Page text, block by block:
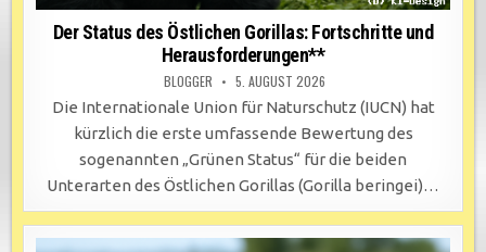
Der Status des Östlichen Gorillas: Fortschritte und
Herausforderungen**
BLOGGER
5. AUGUST 2026
Die Internationale Union für Naturschutz (IUCN) hat
kürzlich die erste umfassende Bewertung des
sogenannten „Grünen Status“ für die beiden
Unterarten des Östlichen Gorillas (Gorilla beringei)…